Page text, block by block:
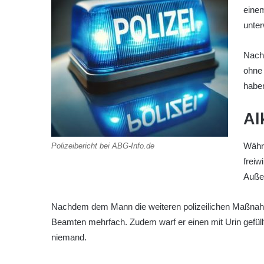
Polizeibericht bei ABG-Info.de
Nachdem dem Mann die weiteren polizeilichen
Beamten mehrfach. Zudem warf er einen mit Urin
niemand.